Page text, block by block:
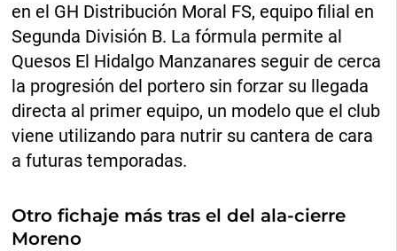
en el GH Distribución Moral FS, equipo filial en
Segunda División B. La fórmula permite al
Quesos El Hidalgo Manzanares seguir de cerca
la progresión del portero sin forzar su llegada
directa al primer equipo, un modelo que el club
viene utilizando para nutrir su cantera de cara
a futuras temporadas.
Otro fichaje más tras el del ala-cierre
Moreno